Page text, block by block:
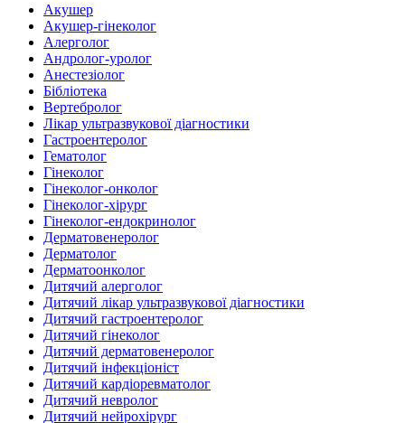
Акушер
Акушер-гінеколог
Алерголог
Андролог-уролог
Анестезіолог
Бібліотека
Вертебролог
Лікар ультразвукової діагностики
Гастроентеролог
Гематолог
Гінеколог
Гінеколог-онколог
Гінеколог-хірург
Гінеколог-ендокринолог
Дерматовенеролог
Дерматолог
Дерматоонколог
Дитячий алерголог
Дитячий лікар ультразвукової діагностики
Дитячий гастроентеролог
Дитячий гінеколог
Дитячий дерматовенеролог
Дитячий інфекціоніст
Дитячий кардіоревматолог
Дитячий невролог
Дитячий нейрохірург